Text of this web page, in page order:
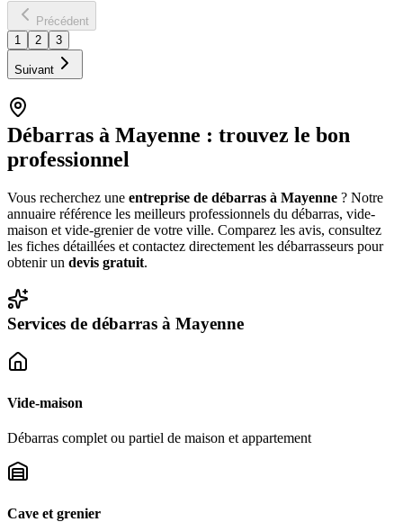
Précédent
1
2 3
Suivant
Débarras à Mayenne : trouvez le bon
professionnel
Vous recherchez une entreprise de débarras à Mayenne ? Notre
annuaire référence les meilleurs professionnels du débarras, vide-
maison et vide-grenier de votre ville. Comparez les avis, consultez
les fiches détaillées et contactez directement les débarrasseurs pour
obtenir un devis gratuit.
Services de débarras à Mayenne
Vide-maison
Débarras complet ou partiel de maison et appartement
Cave et grenier